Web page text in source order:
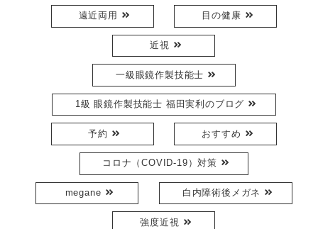
遠近両用 目の健康
近視
一級眼鏡作製技能士
1級 眼鏡作製技能士 福田実利のブログ
予約 おすすめ
コロナ（COVID-19）対策
megane 白内障術後メガネ
強度近視